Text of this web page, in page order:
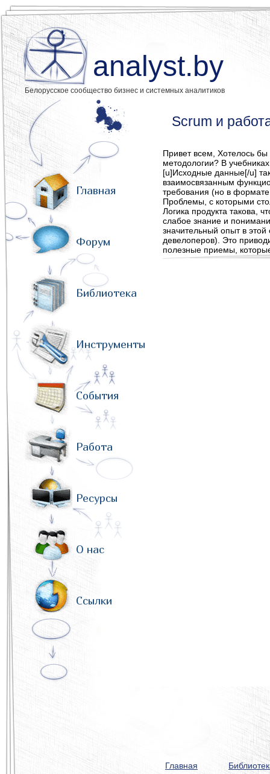
analyst.by
Белорусское сообщество бизнес и системных аналитиков
Главная
Форум
Библиотека
Инструменты
События
Работа
Ресурсы
О нас
Ссылки
Scrum и
Привет всем, Хотелось
методологии? В
[u]Исходные данные[/u]
взаимосвязанным
требования (но в
Проблемы, с которыми
Логика продукта такова,
слабое знание и
значительный опыт в
девелоперов). Это
полезные приемы,
Главная